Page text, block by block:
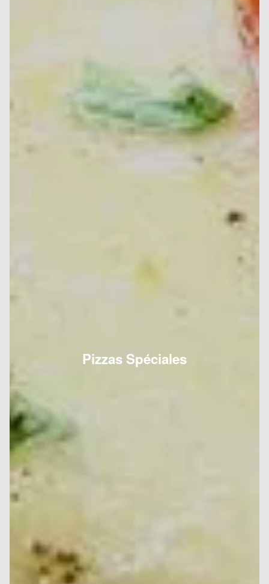
Pizzas Spéciales